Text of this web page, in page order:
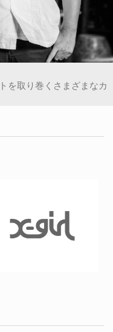
を取り巻くさまざまなカ